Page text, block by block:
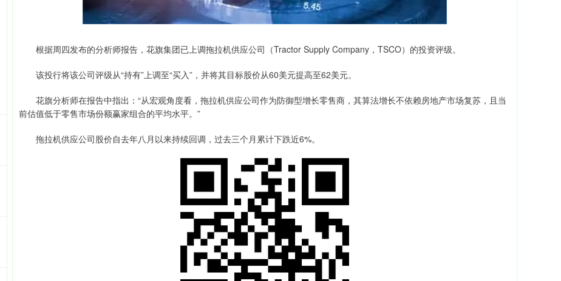
根据周四发布的分析师报告，花旗集团已上调拖拉机供应公司（Tractor Supply Company，TSCO）的投资评级。
该投行将该公司评级从“持有”上调至“买入”，并将其目标股价从60美元提高至62美元。
花旗分析师在报告中指出：“从宏观角度看，拖拉机供应公司作为防御型增长零售商，其算法增长不依赖房地产市场复苏，且当
前估值低于零售市场份额赢家组合的平均水平。”
拖拉机供应公司股价自去年八月以来持续回调，过去三个月累计下跌近6%。